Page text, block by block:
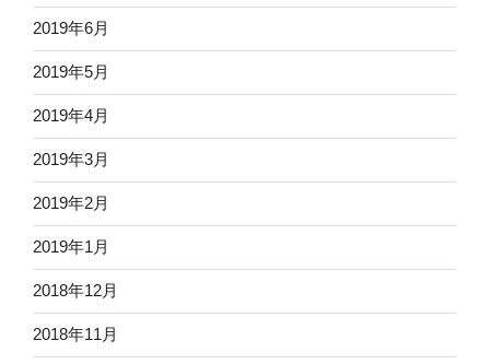
2019年6月
2019年5月
2019年4月
2019年3月
2019年2月
2019年1月
2018年12月
2018年11月